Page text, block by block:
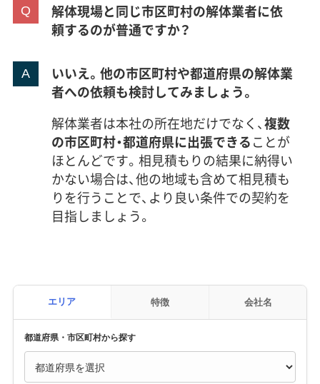
解体現場と同じ市区町村の解体業者に依
頼するのが普通ですか？
いいえ。他の市区町村や都道府県の解体業
者への依頼も検討してみましょう。
解体業者は本社の所在地だけでなく、複数
の市区町村・都道府県に出張できることが
ほとんどです。相見積もりの結果に納得い
かない場合は、他の地域も含めて相見積も
りを行うことで、より良い条件での契約を
目指しましょう。
エリア 特徴 会社名
都道府県・市区町村から探す